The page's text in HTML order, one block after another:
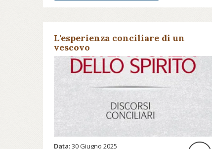
L'esperienza conciliare di un
vescovo
Data:30 Giugno 2025